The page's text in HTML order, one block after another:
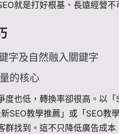
就是打好根基、長遠經營不
字及自然融入關鍵字
的核心
度也低，轉換率卻很高。以
SEO教學推薦」或「SEO教
群找到。這不只降低廣告成